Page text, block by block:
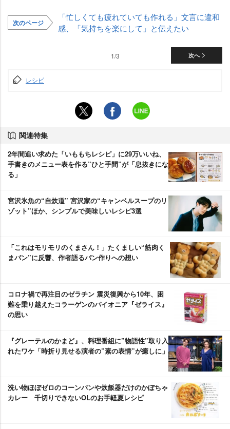
次のページ
「忙しくても疲れていても作れる」文言に違和
感、「気持ちを楽にして」と伝えたい
次へ
1/3
レシピ
関連特集
2年間追い求めた「いももちレシピ」に29万いいね、
手書きのメニュー表を作る”ひと手間”が「息抜きにな
る」
宮沢氷魚の“自炊道” 宮沢家の“キャンベルスープのリ
ゾット”ほか、シンプルで美味しいレシピ3選
「これはモリモリのくまさん！」たくましい“筋肉く
まパン”に反響、作者語るパン作りへの想い
コロナ禍で再注目のゼラチン 震災復興から10年、困
難を乗り越えたコラーゲンのパイオニア『ゼライス』
の思い
『グレーテルのかまど』、料理番組に”物語性”取り入
れたワケ「時折り見せる演者の”素の表情”が癒しに」
洗い物ほぼゼロのコーンパンや炊飯器だけのかぼちゃ
カレー 千切りできないOLのお手軽夏レシピ